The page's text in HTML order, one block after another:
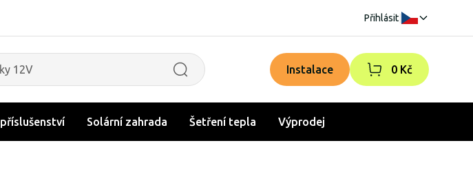
Přihlásit
Instalace 0 Kč
Solární zahrada Šetření tepla Výprodej